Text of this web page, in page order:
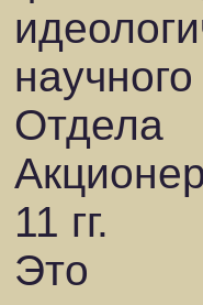
11 гг.
Это